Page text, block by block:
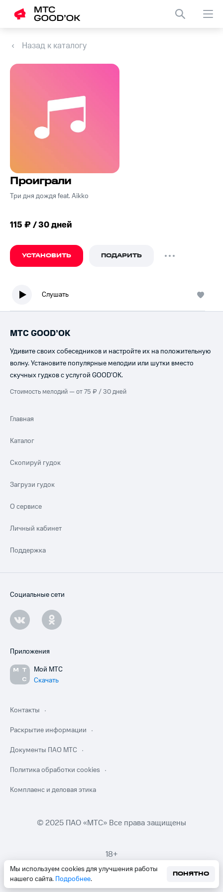
Назад к каталогу
Проиграли
Три дня дождя feat. Аikko
115 ₽ / 30 дней
УСТАНОВИТЬ ПОДАРИТЬ
Слушать
Мы используем cookies для улучшения работы
нашего сайта. Подробнее.
ПОНЯТНО
МТС GOOD’OK
Удивите своих собеседников и настройте их на положительную
волну. Установите популярные мелодии или шутки вместо
скучных гудков с услугой GOOD’OK.
Стоимость мелодий — от 75 ₽ / 30 дней
Главная
Каталог
Скопируй гудок
Загрузи гудок
О сервисе
Личный кабинет
Поддержка
Социальные сети
Приложения
Мой МТС
Скачать
Контакты
Раскрытие информации
Документы ПАО МТС
Политика обработки cookies
Комплаенс и деловая этика
© 2025 ПАО «МТС» Все права защищены
18+